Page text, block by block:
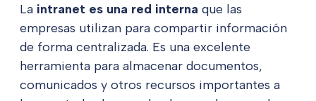
La intranet es una red interna que las
empresas utilizan para compartir información
de forma centralizada. Es una excelente
herramienta para almacenar documentos,
comunicados y otros recursos importantes a